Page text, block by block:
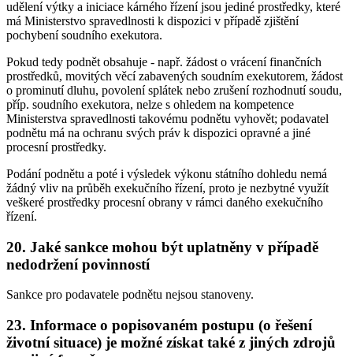
udělení výtky a iniciace kárného řízení jsou jediné prostředky, které
má Ministerstvo spravedlnosti k dispozici v případě zjištění
pochybení soudního exekutora.
Pokud tedy podnět obsahuje - např. žádost o vrácení finančních
prostředků, movitých věcí zabavených soudním exekutorem, žádost
o prominutí dluhu, povolení splátek nebo zrušení rozhodnutí soudu,
příp. soudního exekutora, nelze s ohledem na kompetence
Ministerstva spravedlnosti takovému podnětu vyhovět; podavatel
podnětu má na ochranu svých práv k dispozici opravné a jiné
procesní prostředky.
Podání podnětu a poté i výsledek výkonu státního dohledu nemá
žádný vliv na průběh exekučního řízení, proto je nezbytné využít
veškeré prostředky procesní obrany v rámci daného exekučního
řízení.
20. Jaké sankce mohou být uplatněny v případě
nedodržení povinností
Sankce pro podavatele podnětu nejsou stanoveny.
23. Informace o popisovaném postupu (o řešení
životní situace) je možné získat také z jiných zdrojů